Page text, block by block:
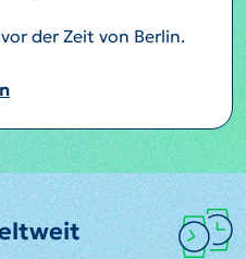
der Zeit von Berlin.